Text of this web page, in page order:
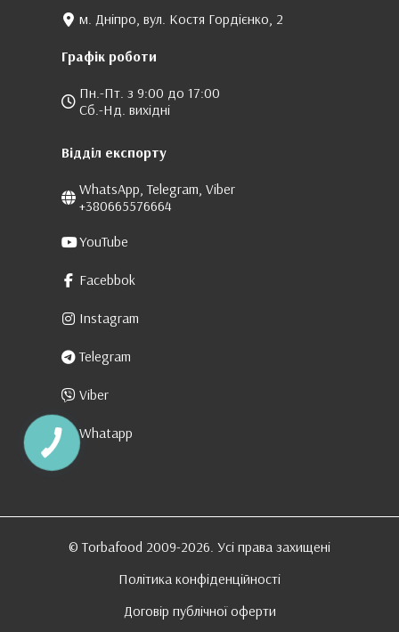
м. Дніпро, вул. Костя Гордієнко, 2
Графік роботи
Пн.-Пт. з 9:00 до 17:00
Сб.-Нд. вихідні
Відділ експорту
WhatsApp, Telegram, Viber
+380665576664
YouTube
Facebbok
Instagram
Telegram
Viber
Whatapp
© Torbafood 2009-2026. Усі права захищені
Політика конфіденційності
Договір публічної оферти